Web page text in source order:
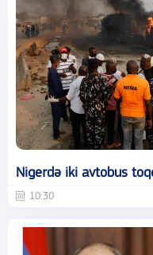
Nigerdə iki avtobus
10:30